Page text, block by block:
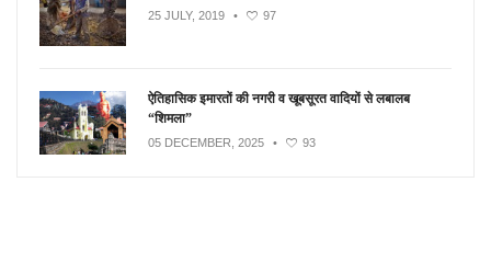
25 JULY, 2019 • 97
ऐतिहासिक इमारतों की नगरी व खूबसूरत वादियों से लबालब
“शिमला”
05 DECEMBER, 2025 • 93